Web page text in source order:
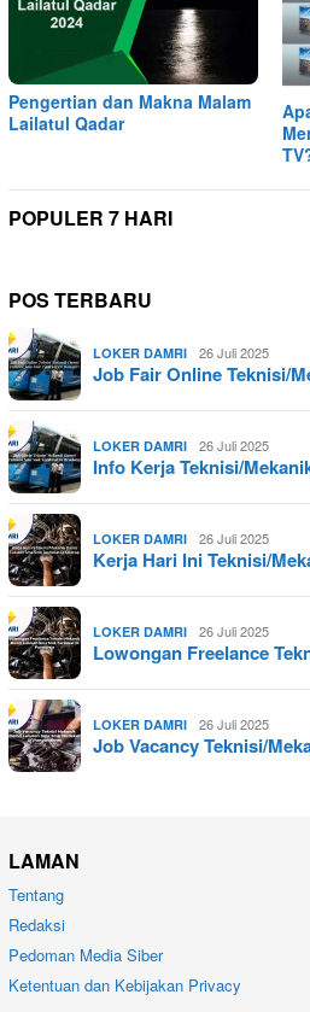
Pengertian dan Makna Malam
Lailatul Qadar
POPULER 7 HARI
POS TERBARU
LOKER DAMRI 26 Juli 2025
Job Fair Online Teknisi/
LOKER DAMRI 26 Juli 2025
Info Kerja Teknisi/
LOKER DAMRI 26 Juli 2025
Kerja Hari Ini Teknisi/
LOKER DAMRI 26 Juli 2025
Lowongan Freelance
LOKER DAMRI 26 Juli 2025
Job Vacancy Teknisi/
LAMAN
Tentang
Redaksi
Pedoman Media Siber
Ketentuan dan Kebijakan Privacy